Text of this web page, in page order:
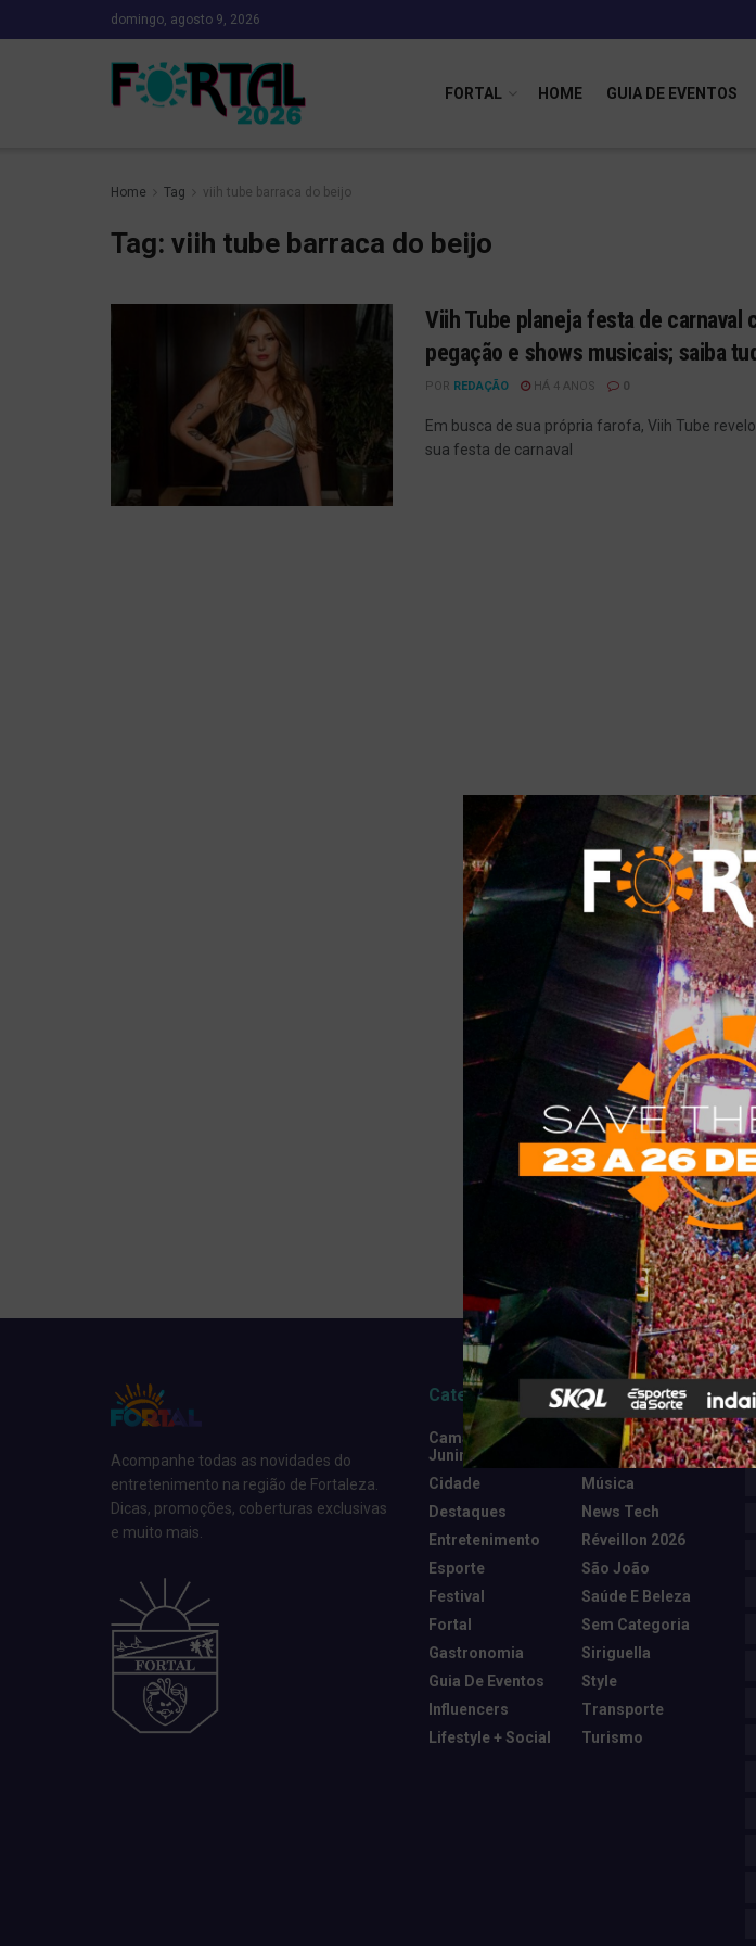
domingo, agosto 9, 2026
FORTAL HOME GUIA DE EVENTOS
Home Tag viih tube barraca do beijo
Tag: viih tube barraca do beijo
Viih Tube planeja festa de carnaval
pegação e shows musicais; saiba
POR REDAÇÃO HÁ 4 ANOS 0
Em busca de sua própria farofa, Viih Tube
sua festa de carnaval
Acompanhe todas as novidades do
entretenimento na região de Fortaleza.
Dicas, promoções, coberturas exclusivas
e muito mais.
Categorias
Camarote Vip
Junino
Cidade
Destaques
Entretenimento
Esporte
Festival
Fortal
Gastronomia
Guia De Eventos
Influencers
Lifestyle + Social
Marketing E
Negócios
Música
News Tech
Réveillon 2026
São João
Saúde E Beleza
Sem Categoria
Siriguella
Style
Transporte
Turismo